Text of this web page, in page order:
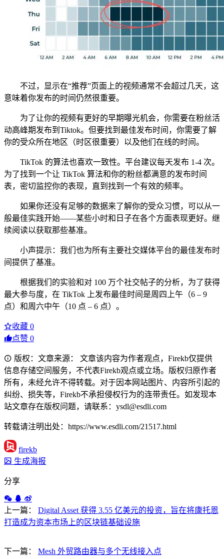
不过，显示在“推荐”页面上的视频通常不会超过几天，这
意味着你发布的时间仍然很重要。
为了让你的视频有更好的早期曝光机会，你需要在粉丝活
动高峰期发布到Tiktok。但要找到最佳发布时间，你需要了解
你的受众所在地区（时区很重要）以及他们在线的时间。
TikTok 的算法也喜欢一致性。平台建议每天发布 1-4 次。
为了找到一个让 TikTok 算法和你的粉丝都满意的发布时间
表，密切监控你的表现，直到找到一个有效的频率。
如果你还没有足够的数据来了解你的受众习惯，可以从一
般最佳实践开始——某些小时和日子在各个方面表现更好。继
续阅读以获取那些基准。
小声提示：我们也为所有主要社交媒体平台的最佳发布时
间提供了基准。
根据我们的实验和对 100 万个社交帖子的分析，为了获得
最大参与度，在 TikTok 上发布最佳时间是周四上午（6 – 9
点）和周六中午（10 点 – 6 点）。
收藏 0
点赞 0
版权：文章来源： 文章该内容为作者观点，Firekb仅提供
信息存储空间服务，不代表Firekb观点或立场。版权归原作者
所有，未经允许不得转载。对于因本网站图片、内容所引起的
纠纷、损失等，Firekb不承担侵权行为的连带责任。如发现本
站文章存在版权问题，请联系：ysdl@esdli.com
转载请注明出处：https://www.esdli.com/21517.html
firekb
生成海报
分享
上一篇：
Digital Asset 获得 3.55 亿美元的投资，旨在将康托恩
打造成为资本市场上的区块链基础设施
下一篇： Mesh 外贸路由器与多个无线接入点